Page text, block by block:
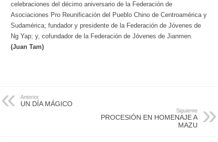
celebraciones del décimo aniversario de la Federación de
Asociaciones Pro Reunificación del Pueblo Chino de Centroamérica y
Sudamérica; fundador y presidente de la Federación de Jóvenes de
Ng Yap; y, cofundador de la Federación de Jóvenes de Jianmen.
(Juan Tam)
Anterior
UN DÍA MÁGICO
Siguiente
PROCESIÓN EN HOMENAJE A
MAZU